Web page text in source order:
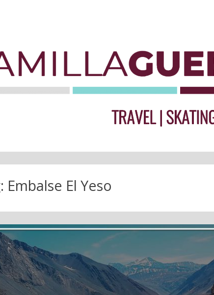
Embalse El Yeso